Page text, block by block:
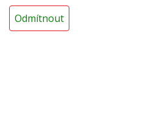
Odmítnout
Vlastnosti
základní provedení,